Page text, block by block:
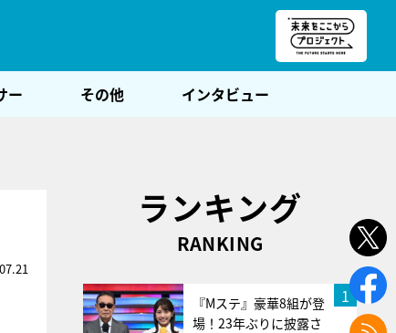
ー その他 インタビュー
ランキング
RANKING
1
『Mステ』豪華8組が登
場！23年ぶりに披露さ